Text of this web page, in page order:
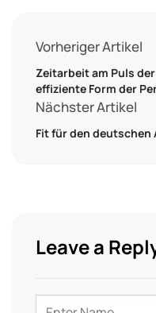
Vorheriger Artikel
Zeitarbeit am Puls
effiziente Form der
Nächster Artikel
Fit für den
Leave a